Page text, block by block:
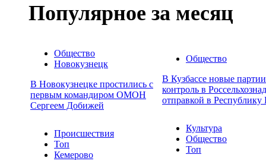
Популярное за месяц
Общество
Новокузнецк
В Новокузнецке простились с
первым командиром ОМОН
Сергеем Добижей
Общество
В Кузбассе новые
контроль в
отправкой в Республику
Происшествия
Топ
Кемерово
Культура
Общество
Топ